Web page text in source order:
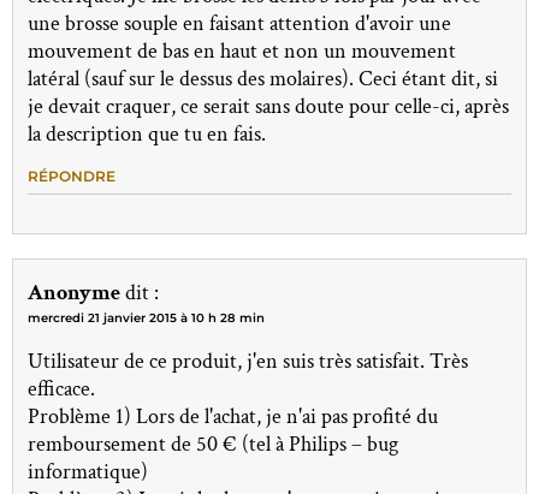
une brosse souple en faisant attention d'avoir une
mouvement de bas en haut et non un mouvement
latéral (sauf sur le dessus des molaires). Ceci étant dit, si
je devait craquer, ce serait sans doute pour celle-ci, après
la description que tu en fais.
RÉPONDRE
Anonymedit :
mercredi 21 janvier 2015 à 10 h 28 min
Utilisateur de ce produit, j'en suis très satisfait. Très
efficace.
Problème 1) Lors de l'achat, je n'ai pas profité du
remboursement de 50 € (tel à Philips – bug
informatique)